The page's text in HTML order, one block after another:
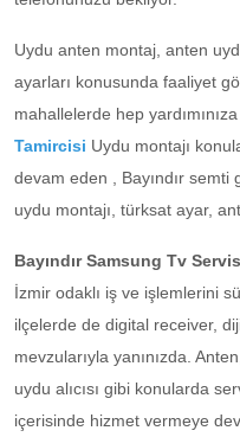
Uydu anten montaj, anten
ayarları konusunda faaliyet
mahallelerde hep
Tamircisi Uydu montajı
devam eden , Bayındır
uydu montajı, türksat ayar,
Bayındır Samsung Tv
İzmir odaklı iş ve işlemlerini
ilçelerde de digital receiver,
mevzularıyla yanınızda.
uydu alıcısı gibi konularda
içerisinde hizmet vermeye